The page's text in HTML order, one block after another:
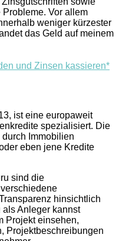
Vor allem
weniger kürzester
das Geld auf meinem
und Zinsen kassieren*
ist eine europaweit
spezialisiert. Die
Immobilien
eben jene Kredite
sind die
hinsichtlich
Anleger kannst
Projekt einsehen,
Projektbeschreibungen